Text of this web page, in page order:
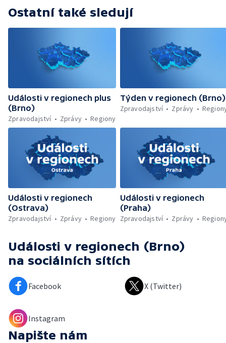
Ostatní také sledují
Události v regionech plus
(Brno)
Zpravodajství
Zprávy Regiony
Týden v regionech (Brno)
Zpravodajství
Zprávy
Události v regionech
(Ostrava)
Zpravodajství
Zprávy Regiony
Události v regionech
(Praha)
Zpravodajství
Zprávy
Události v regionech (Brno)
na sociálních sítích
Facebook X (Twitter)
Instagram
Napište nám